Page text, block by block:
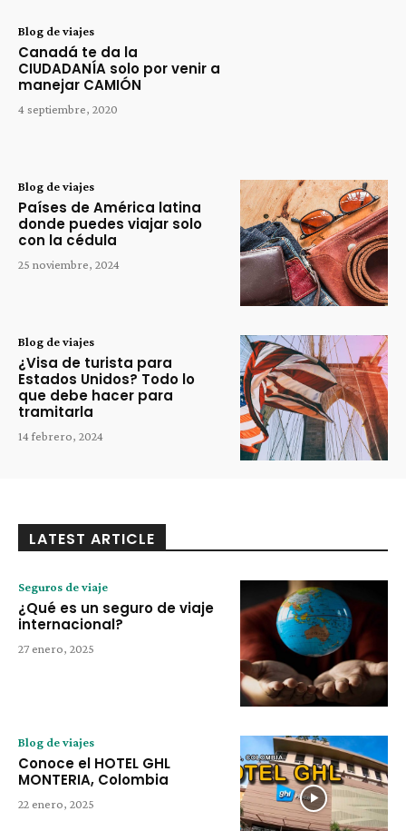
Blog de viajes
Canadá te da la
CIUDADANÍA solo por venir a
manejar CAMIÓN
4 septiembre, 2020
Blog de viajes
Países de América latina
donde puedes viajar solo
con la cédula
25 noviembre, 2024
Blog de viajes
¿Visa de turista para
Estados Unidos? Todo lo
que debe hacer para
tramitarla
14 febrero, 2024
LATEST ARTICLE
Seguros de viaje
¿Qué es un seguro de viaje
internacional?
27 enero, 2025
Blog de viajes
Conoce el HOTEL GHL
MONTERIA, Colombia
22 enero, 2025